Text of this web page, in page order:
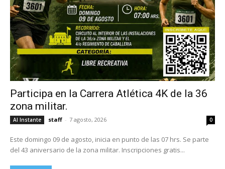
Participa en la Carrera Atlética 4K de la 36
zona militar.
Al Instante staff - 7 agosto, 2026 0
Este domingo 09 de agosto, inicia en punto de las 07 hrs. Se parte
del 43 aniversario de la zona militar. Inscripciones gratis...